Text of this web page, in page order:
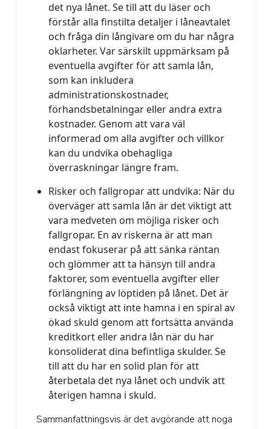
det nya lånet. Se till att du läser och
förstår alla finstilta detaljer i låneavtalet
och fråga din långivare om du har några
oklarheter. Var särskilt uppmärksam på
eventuella avgifter för att samla lån,
som kan inkludera
administrationskostnader,
förhandsbetalningar eller andra extra
kostnader. Genom att vara väl
informerad om alla avgifter och villkor
kan du undvika obehagliga
överraskningar längre fram.
Risker och fallgropar att undvika: När du
överväger att samla lån är det viktigt att
vara medveten om möjliga risker och
fallgropar. En av riskerna är att man
endast fokuserar på att sänka räntan
och glömmer att ta hänsyn till andra
faktorer, som eventuella avgifter eller
förlängning av löptiden på lånet. Det är
också viktigt att inte hamna i en spiral av
ökad skuld genom att fortsätta använda
kreditkort eller andra lån när du har
konsoliderat dina befintliga skulder. Se
till att du har en solid plan för att
återbetala det nya lånet och undvik att
återigen hamna i skuld.
Sammanfattningsvis är det avgörande att noga